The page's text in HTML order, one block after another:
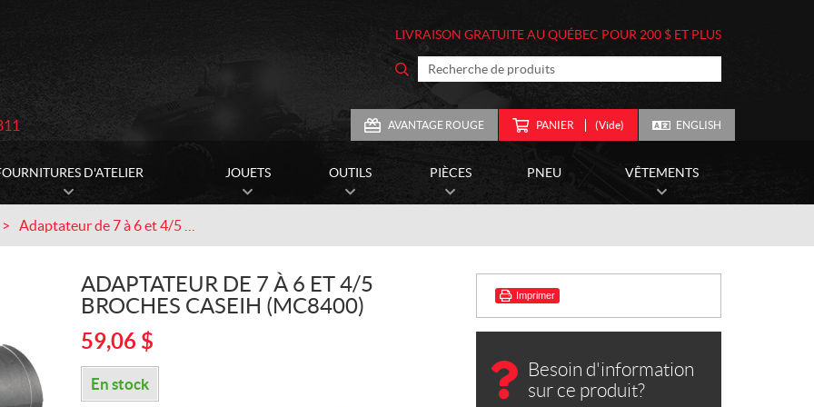
LIVRAISON GRATUITE AU QUÉBEC POUR 200 $ ET PLUS
AVANTAGE ROUGE PANIER (Vide) ENGLISH
D'ATELIER JOUETS OUTILS PIÈCES PNEU VÊTEMENTS
ADAPTATEUR DE 7 À 6 ET 4/5
BROCHES CASEIH (MC8400)
59,06 $
En stock
Imprimer
Besoin d'information
sur ce produit?